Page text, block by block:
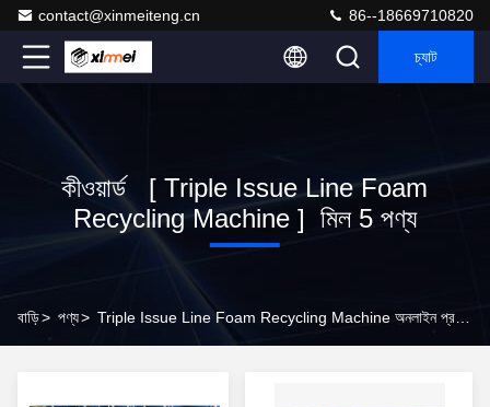
contact@xinmeiteng.cn 86--18669710820
চ্যাট
কীওয়ার্ড [ Triple Issue Line Foam
Recycling Machine ] মিল 5 পণ্য
বাড়ি> পণ্য>